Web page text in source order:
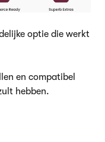
optie die werkt
en compatibel
hebben.